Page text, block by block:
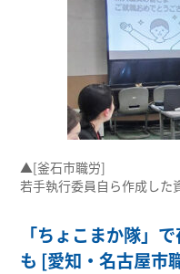
▲[釜石市職労]
若手執行委員自ら作成した
「ちょこまか隊」
も [愛知・名古屋市